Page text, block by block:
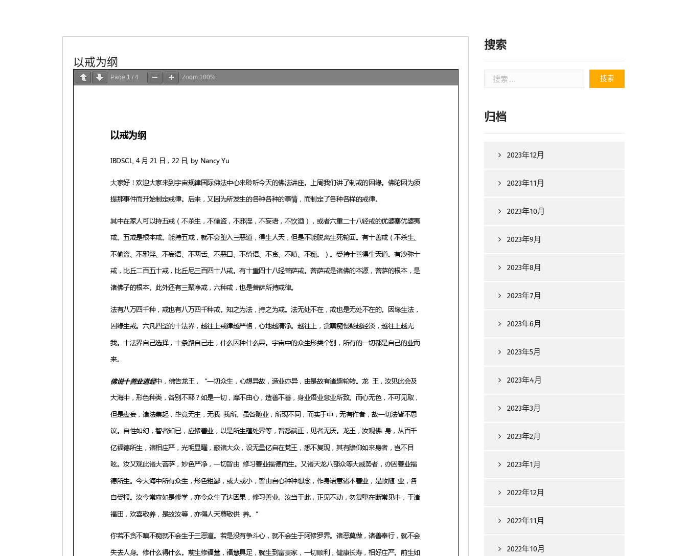
以戒为纲
Page 1 / 4 Zoom 100%
搜索
索：
归档
2023年12月
2023年11月
2023年10月
2023年9月
2023年8月
2023年7月
2023年6月
2023年5月
2023年4月
2023年3月
2023年2月
2023年1月
2022年12月
2022年11月
2022年10月